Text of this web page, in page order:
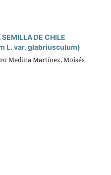
SEMILLA DE CHILE
L. var. glabriusculum)
Medina Martínez, Moisés